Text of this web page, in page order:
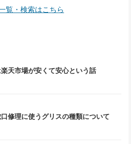
覧・検索はこちら
天市場が安くて安心という話
口修理に使うグリスの種類について